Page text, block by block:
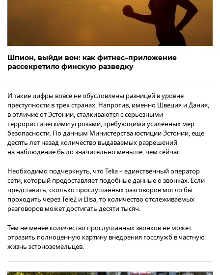
Шпион, выйди вон: как фитнес–приложение
рассекретило финскую разведку
И такие цифры вовсе не обусловлены разницей в уровне
преступности в трех странах. Напротив, именно Швеция и Дания,
в отличие от Эстонии, сталкиваются с серьезными
террористическими угрозами, требующими усиленных мер
безопасности. По данным Министерства юстиции Эстонии, еще
десять лет назад количество выдаваемых разрешений
на наблюдение было значительно меньше, чем сейчас.
Необходимо подчеркнуть, что Telia – единственный оператор
сети, который предоставляет подобные данные о звонках. Если
представить, сколько прослушанных разговоров могло бы
проходить через Tele2 и Elisa, то количество отслеживаемых
разговоров может достигать десяти тысяч.
Тем не менее количество прослушанных звонков не может
отразить полноценную картину внедрения госслужб в частную
жизнь эстоноземельцев.